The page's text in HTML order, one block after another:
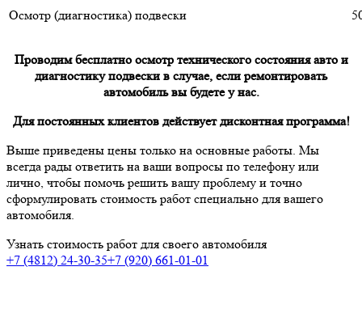
Осмотр (диагностика) подвески
Проводим бесплатно осмотр технического состояния авто и
диагностику подвески в случае, если ремонтировать
автомобиль вы будете у нас.
Для постоянных клиентов действует дисконтная программа!
Выше приведены цены только на основные работы. Мы
всегда рады ответить на ваши вопросы по телефону или
лично, чтобы помочь решить вашу проблему и точно
сформулировать стоимость работ специально для вашего
автомобиля.
Узнать стоимость работ для своего автомобиля
+7 (4812) 24-30-35+7 (920) 661-01-01